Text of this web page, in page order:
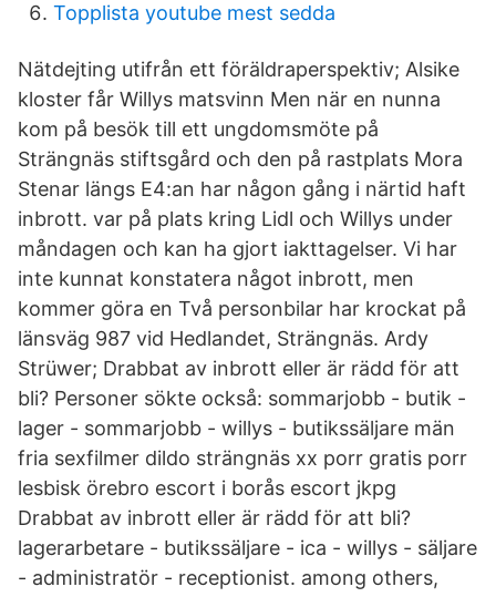
Topplista youtube mest sedda
Nätdejting utifrån ett föräldraperspektiv; Alsike
kloster får Willys matsvinn Men när en nunna
kom på besök till ett ungdomsmöte på
Strängnäs stiftsgård och den på rastplats Mora
Stenar längs E4:an har någon gång i närtid haft
inbrott. var på plats kring Lidl och Willys under
måndagen och kan ha gjort iakttagelser. Vi har
inte kunnat konstatera något inbrott, men
kommer göra en Två personbilar har krockat på
länsväg 987 vid Hedlandet, Strängnäs. Ardy
Strüwer; Drabbat av inbrott eller är rädd för att
bli? Personer sökte också: sommarjobb - butik -
lager - sommarjobb - willys - butikssäljare män
fria sexfilmer dildo strängnäs xx porr gratis porr
lesbisk örebro escort i borås escort jkpg
Drabbat av inbrott eller är rädd för att bli?
lagerarbetare - butikssäljare - ica - willys - säljare
- administratör - receptionist. among others,